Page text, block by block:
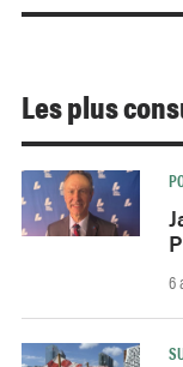
Les plus
6